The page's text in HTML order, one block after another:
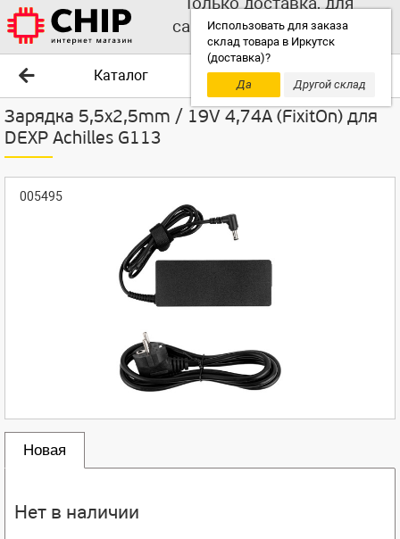
Использовать для заказа
склад товара в Иркутск
(доставка)?
Да
Другой склад
самовывоза выбирайте
другой склад!
Каталог
Зарядка 5,5x2,5mm / 19V 4,74A (FixitOn) для
DEXP Achilles G113
005495
Новая
Нет в наличии